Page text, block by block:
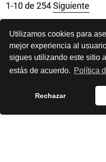
Utilizamos cookies para
mejor experiencia al
sigues utilizando este sitio
estás de acuerdo. Política
Rechazar
1-10 de 254Siguiente
También puede
Iniciar una búsqueda de
artículo.